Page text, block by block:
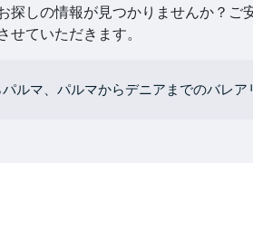
探しの情報が見つかりませんか？
ていただきます。
ルマ、パルマからデニアまでのバレ